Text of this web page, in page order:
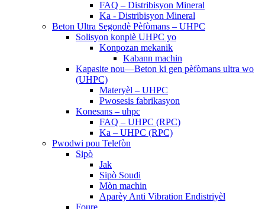
FAQ – Distribisyon Mineral
Ka - Distribisyon Mineral
Beton Ultra Segondè Pèfòmans – UHPC
Solisyon konplè UHPC yo
Konpozan mekanik
Kabann machin
Kapasite nou—Beton ki gen pèfòmans ultra wo
(UHPC)
Materyèl – UHPC
Pwosesis fabrikasyon
Konesans – uhpc
FAQ – UHPC (RPC)
Ka – UHPC (RPC)
Pwodwi pou Telefòn
Sipò
Jak
Sipò Soudi
Mòn machin
Aparèy Anti Vibration Endistriyèl
Foure